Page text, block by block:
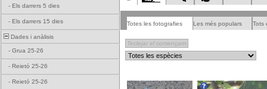
- Els darrers 5 dies
- Els darrers 15 dies
Dades i anàlisis
- Grua 25-26
- Reietó 25-26
- Reietó 25-26
Totes les fotografies Les més populars Tots